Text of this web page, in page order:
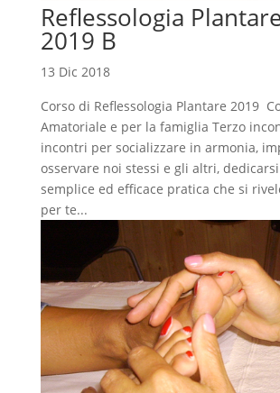
Reflessologia
2019 B
13 Dic 2018
Corso di Reflessologia Plantare 2019
Amatoriale e per la famiglia Terzo
incontri per socializzare in armonia,
osservare noi stessi e gli altri,
semplice ed efficace pratica che si
per te...